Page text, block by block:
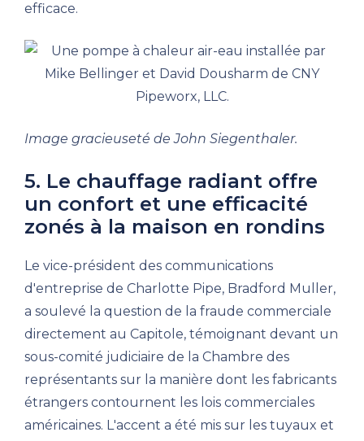
efficace.
Image gracieuseté de John Siegenthaler.
5. Le chauffage radiant offre
un confort et une efficacité
zonés à la maison en rondins
Le vice-président des communications
d'entreprise de Charlotte Pipe, Bradford Muller,
a soulevé la question de la fraude commerciale
directement au Capitole, témoignant devant un
sous-comité judiciaire de la Chambre des
représentants sur la manière dont les fabricants
étrangers contournent les lois commerciales
américaines. L'accent a été mis sur les tuyaux et